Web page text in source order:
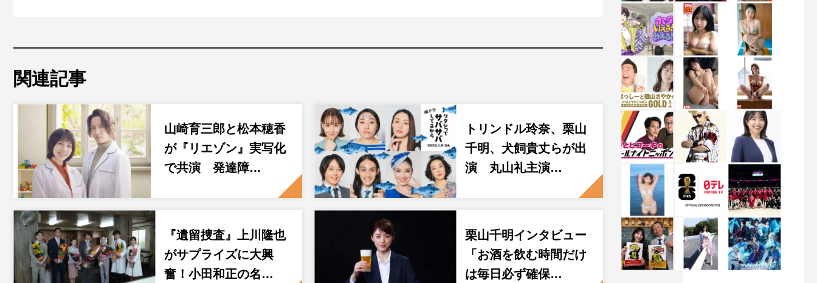
関連記事
山崎育三郎と松本穂香
が『リエゾン』実写化
で共演 発達障…
トリンドル玲奈、栗山
千明、犬飼貴丈らが出
演 丸山礼主演…
『遺留捜査』上川隆也
がサプライズに大興
奮！小田和正の名…
栗山千明インタビュー
「お酒を飲む時間だけ
は毎日必ず確保…